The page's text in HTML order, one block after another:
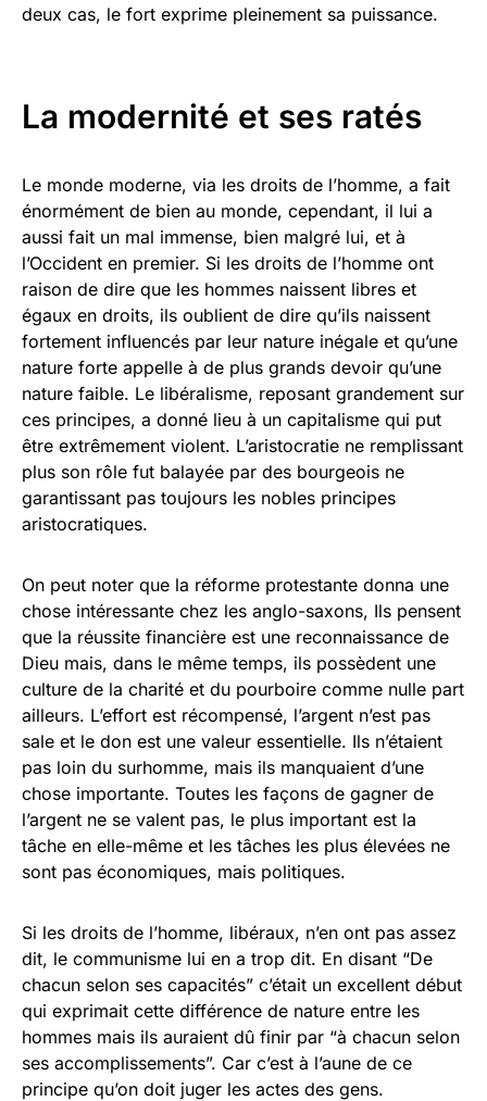
deux cas, le fort exprime pleinement sa puissance.
La modernité et ses ratés
Le monde moderne, via les droits de l’homme, a fait
énormément de bien au monde, cependant, il lui a
aussi fait un mal immense, bien malgré lui, et à
l’Occident en premier. Si les droits de l’homme ont
raison de dire que les hommes naissent libres et
égaux en droits, ils oublient de dire qu’ils naissent
fortement influencés par leur nature inégale et qu’une
nature forte appelle à de plus grands devoir qu’une
nature faible. Le libéralisme, reposant grandement sur
ces principes, a donné lieu à un capitalisme qui put
être extrêmement violent. L’aristocratie ne remplissant
plus son rôle fut balayée par des bourgeois ne
garantissant pas toujours les nobles principes
aristocratiques.
On peut noter que la réforme protestante donna une
chose intéressante chez les anglo-saxons, Ils pensent
que la réussite financière est une reconnaissance de
Dieu mais, dans le même temps, ils possèdent une
culture de la charité et du pourboire comme nulle part
ailleurs. L’effort est récompensé, l’argent n’est pas
sale et le don est une valeur essentielle. Ils n’étaient
pas loin du surhomme, mais ils manquaient d’une
chose importante. Toutes les façons de gagner de
l’argent ne se valent pas, le plus important est la
tâche en elle-même et les tâches les plus élevées ne
sont pas économiques, mais politiques.
Si les droits de l’homme, libéraux, n’en ont pas assez
dit, le communisme lui en a trop dit. En disant “De
chacun selon ses capacités” c’était un excellent début
qui exprimait cette différence de nature entre les
hommes mais ils auraient dû finir par “à chacun selon
ses accomplissements”. Car c’est à l’aune de ce
principe qu’on doit juger les actes des gens.